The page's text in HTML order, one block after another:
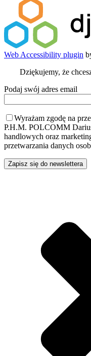
Web Accessibility plugin
Dziękujemy, że
Podaj swój adres email
Wyrażam zgodę na
P.H.M. POLCOMM
handlowych oraz
przetwarzania danych